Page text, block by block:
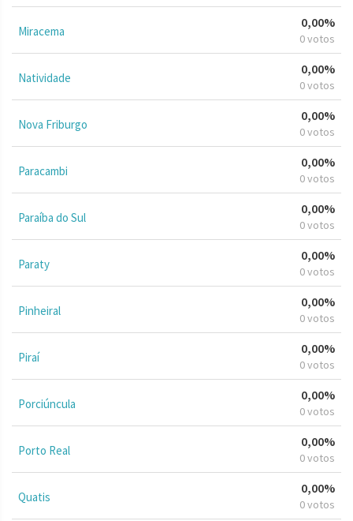
Miracema
0,00%
0 votos
Natividade
0,00%
0 votos
Nova Friburgo
0,00%
0 votos
Paracambi
0,00%
0 votos
Paraíba do Sul
0,00%
0 votos
Paraty
0,00%
0 votos
Pinheiral
0,00%
0 votos
Piraí
0,00%
0 votos
Porciúncula
0,00%
0 votos
Porto Real
0,00%
0 votos
Quatis
0,00%
0 votos